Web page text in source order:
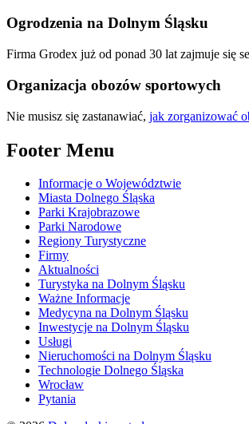
Ogrodzenia na Dolnym Śląsku
Firma Grodex już od ponad 30 lat zajmuje się
Organizacja obozów sportowych
Nie musisz się zastanawiać, jak zorganizować
Footer Menu
Informacje o Województwie
Miasta Dolnego Śląska
Parki Krajobrazowe
Parki Narodowe
Regiony Turystyczne
Firmy
Aktualności
Turystyka na Dolnym Śląsku
Ważne Informacje
Medycyna na Dolnym Śląsku
Inwestycje na Dolnym Śląsku
Usługi
Nieruchomości na Dolnym Śląsku
Technologie Dolnego Śląska
Wrocław
Pytania